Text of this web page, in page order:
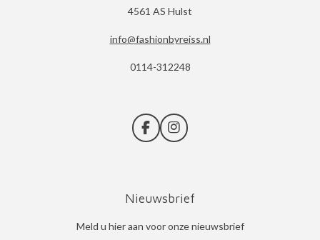
4561 AS Hulst
info@fashionbyreiss.nl
0114-312248
F
a
o
k
I
n
g
a
Nieuwsbrief
Meld u hier aan voor onze nieuwsbrief